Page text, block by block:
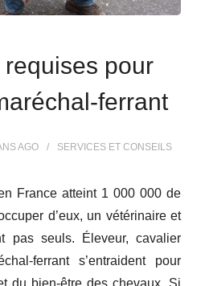
pour
ferrant
AGO SERVICES ET CONSEILS
France atteint 1 000 000 de
d’eux, un vétérinaire et
pas seuls. Éleveur, cavalier
ferrant s’entraident pour
du bien-être des chevaux. Si